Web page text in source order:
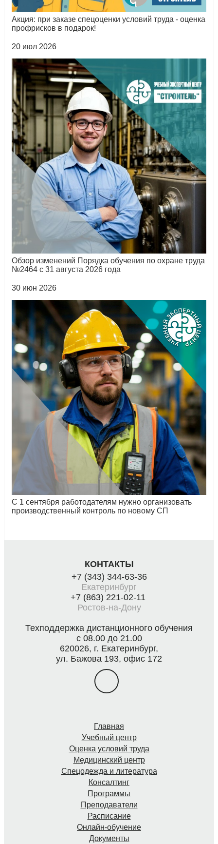
Акция: при заказе спецоценки условий труда - оценка
профрисков в подарок!
20 июл 2026
Обзор изменений Порядка обучения по охране труда
№2464 с 31 августа 2026 года
30 июн 2026
С 1 сентября работодателям нужно организовать
производственный контроль по новому СП
КОНТАКТЫ
+7 (343) 344-63-36
Екатеринбург
+7 (863) 221-02-11
Ростов-на-Дону
Техподдержка дистанционного обучения
с 08.00 до 21.00
620026, г. Екатеринбург,
ул. Бажова 193, офис 172
Главная
Учебный центр
Оценка условий труда
Медицинский центр
Спецодежда и литература
Консалтинг
Программы
Преподаватели
Расписание
Онлайн-обучение
Документы